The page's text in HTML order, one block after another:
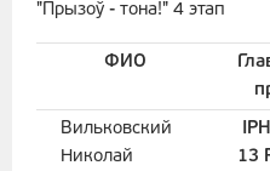
"Прызоў - тона!" 4 этап
ФИО
Вильковский
Николай
13